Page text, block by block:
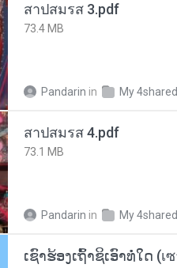
สาปสมรส 3.pdf
73.4 MB
Pandarin in My 4shared
สาปสมรส 4.pdf
73.1 MB
Pandarin in My 4shared